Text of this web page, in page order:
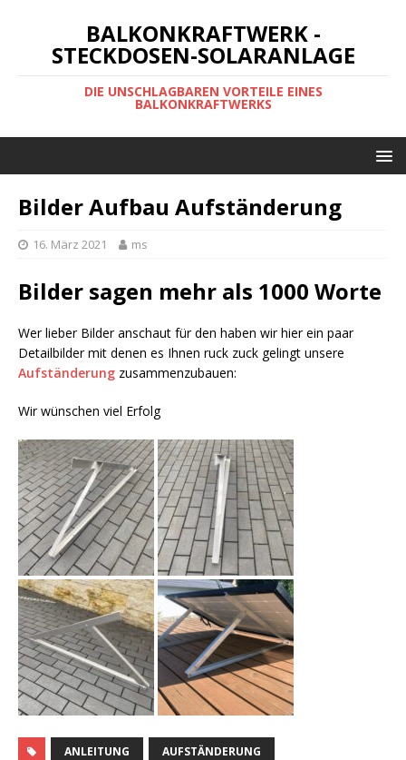
BALKONKRAFTWERK -
STECKDOSEN-SOLARANLAGE
DIE UNSCHLAGBAREN VORTEILE EINES
BALKONKRAFTWERKS
Bilder Aufbau Aufständerung
16. März 2021 ms
Bilder sagen mehr als 1000 Worte
Wer lieber Bilder anschaut für den haben wir hier ein paar
Detailbilder mit denen es Ihnen ruck zuck gelingt unsere
Aufständerung zusammenzubauen:
Wir wünschen viel Erfolg
ANLEITUNG AUFSTÄNDERUNG